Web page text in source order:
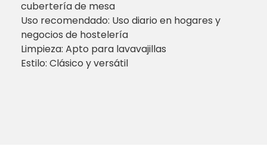
cubertería de mesa
Uso recomendado: Uso diario en hogares y
negocios de hostelería
Limpieza: Apto para lavavajillas
Estilo: Clásico y versátil